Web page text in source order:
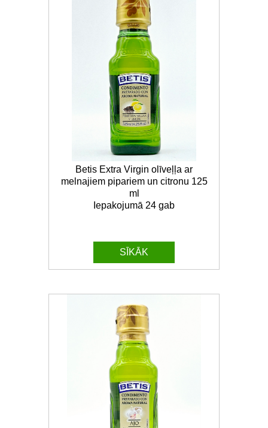
Betis Extra Virgin olīveļļa ar
melnajiem pipariem un citronu 125
ml
Iepakojumā 24 gab
SĪKĀK